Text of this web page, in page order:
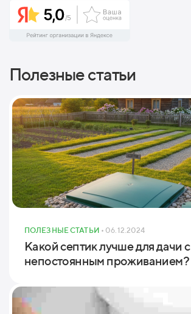
Полезные статьи
ПОЛЕЗНЫЕ СТАТЬИ • 06.12.2024
Какой септик лучше для дачи с
непостоянным проживанием?